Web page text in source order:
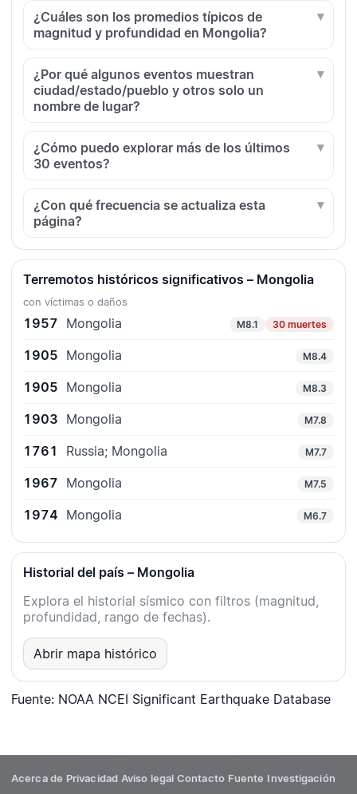
¿Cuáles son los promedios típicos de
magnitud y profundidad en Mongolia?
¿Por qué algunos eventos muestran
ciudad/estado/pueblo y otros solo un
nombre de lugar?
¿Cómo puedo explorar más de los últimos
30 eventos?
¿Con qué frecuencia se actualiza esta
página?
Terremotos históricos significativos – Mongolia
con víctimas o daños
1957 Mongolia M8.1 30 muertes
1905 Mongolia M8.4
1905 Mongolia M8.3
1903 Mongolia M7.8
1761 Russia; Mongolia M7.7
1967 Mongolia M7.5
1974 Mongolia M6.7
Historial del país – Mongolia
Explora el historial sísmico con filtros (magnitud,
profundidad, rango de fechas).
Abrir mapa histórico
Fuente: NOAA NCEI Significant Earthquake Database
Acerca de Privacidad Aviso legal Contacto Fuente Investigación